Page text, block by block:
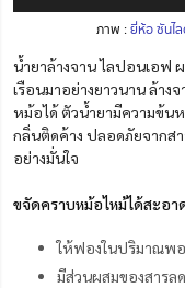
ภาพ :ยี่ห้อ ซันไ
น้ำยาล้างจาน ไลปอนเอฟ
เรือนมาอย่างยาวนาน ล้าง
หม้อได้ ตัวน้ำยามีความข้น
กลิ่นติดค้าง ปลอดภัยจากส
อย่างมั่นใจ
ขจัดคราบหม้อไหม้ได้สะอา
ให้ฟองในปริมาณพอ
มีส่วนผสมของสารล